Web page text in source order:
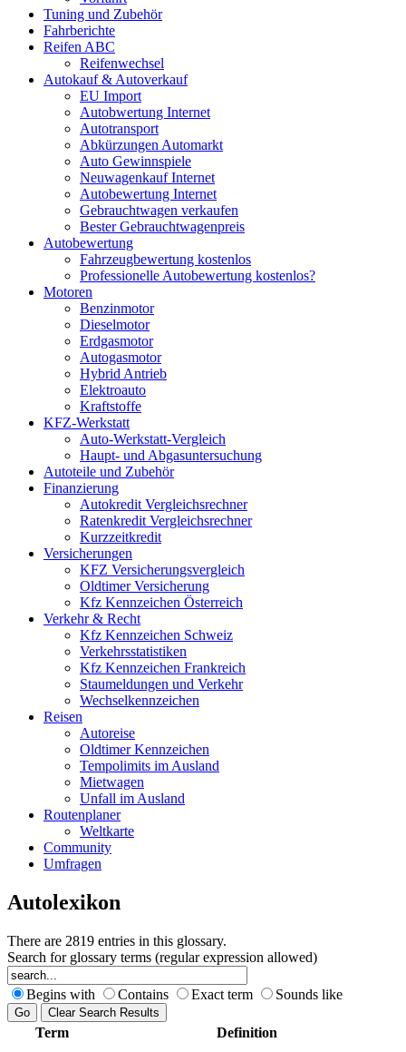
Tuning und Zubehör
Fahrberichte
Reifen ABC
Reifenwechsel
Autokauf & Autoverkauf
EU Import
Autobwertung Internet
Autotransport
Abkürzungen Automarkt
Auto Gewinnspiele
Neuwagenkauf Internet
Autobewertung Internet
Gebrauchtwagen verkaufen
Bester Gebrauchtwagenpreis
Autobewertung
Fahrzeugbewertung kostenlos
Professionelle Autobewertung kostenlos?
Motoren
Benzinmotor
Dieselmotor
Erdgasmotor
Autogasmotor
Hybrid Antrieb
Elektroauto
Kraftstoffe
KFZ-Werkstatt
Auto-Werkstatt-Vergleich
Haupt- und Abgasuntersuchung
Autoteile und Zubehör
Finanzierung
Autokredit Vergleichsrechner
Ratenkredit Vergleichsrechner
Kurzzeitkredit
Versicherungen
KFZ Versicherungsvergleich
Oldtimer Versicherung
Kfz Kennzeichen Österreich
Verkehr & Recht
Kfz Kennzeichen Schweiz
Verkehrsstatistiken
Kfz Kennzeichen Frankreich
Staumeldungen und Verkehr
Wechselkennzeichen
Reisen
Autoreise
Oldtimer Kennzeichen
Tempolimits im Ausland
Mietwagen
Unfall im Ausland
Routenplaner
Weltkarte
Community
Umfragen
Autolexikon
There are 2819 entries in this glossary.
Search for glossary terms (regular expression allowed)
Begins with Contains Exact term Sounds like
Term Definition